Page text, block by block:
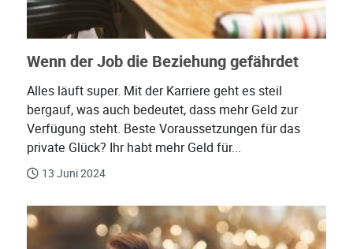
Wenn der Job die Beziehung gefährdet
Alles läuft super. Mit der Karriere geht es steil
bergauf, was auch bedeutet, dass mehr Geld zur
Verfügung steht. Beste Voraussetzungen für das
private Glück? Ihr habt mehr Geld für...
13 Juni 2024